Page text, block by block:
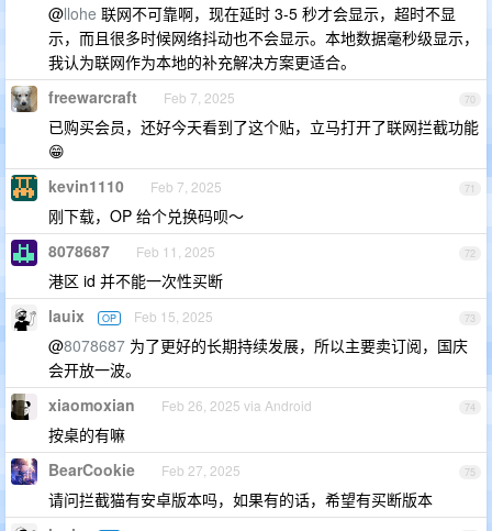
@llohe 联网不可靠啊，现在延时 3-5 秒才会显示，超时不显
示，而且很多时候网络抖动也不会显示。本地数据毫秒级显示，
我认为联网作为本地的补充解决方案更适合。
70
freewarcraft Feb 7, 2025
已购买会员，还好今天看到了这个贴，立马打开了联网拦截功能
😁
71
kevin1110 Feb 7, 2025
刚下载，OP 给个兑换码呗～
72
8078687 Feb 11, 2025
港区 id 并不能一次性买断
73
lauix OP Feb 15, 2025
@8078687 为了更好的长期持续发展，所以主要卖订阅，国庆
会开放一波。
74
xiaomoxian Feb 26, 2025 via Android
按桌的有嘛
75
BearCookie Feb 27, 2025
请问拦截猫有安卓版本吗，如果有的话，希望有买断版本